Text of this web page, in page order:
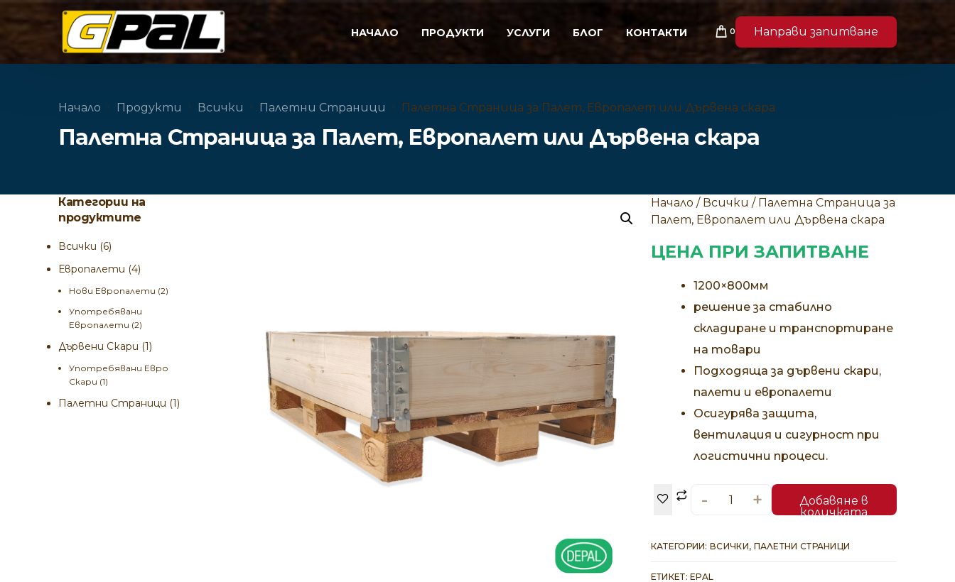
НАЧАЛО ПРОДУКТИ УСЛУГИ БЛОГ КОНТАКТИ 0 Направи запитване
Начало Продукти Всички Палетни Страници Палетна Страница за Палет, Европалет или Дървена скара
Палетна Страница за Палет, Европалет или Дървена скара
Начало / Всички / Палетна Страница за
Палет, Европалет или Дървена скара
ЦЕНА ПРИ ЗАПИТВАНЕ
1200×800мм
решение за стабилно
складиране и транспортиране
на товари
Подходяща за дървени скари,
палети и европалети
Осигурява защита,
вентилация и сигурност при
логистични процеси.
+
-
Добавяне в
количката
КАТЕГОРИИ:ВСИЧКИ, ПАЛЕТНИ СТРАНИЦИ
ЕТИКЕТ:EPAL
Категории на
продуктите
Всички (6)
Европалети (4)
Нови Европалети (2)
Употребявани
Европалети (2)
Дървени Скари (1)
Употребявани Евро
Скари (1)
Палетни Страници (1)